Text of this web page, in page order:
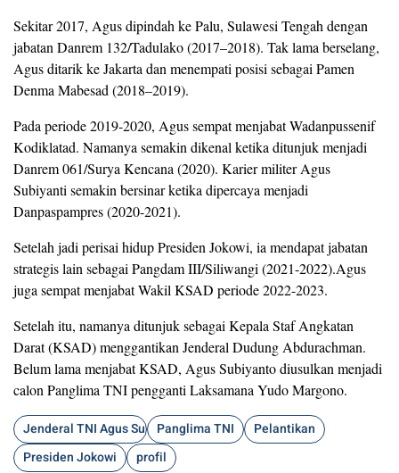
Sekitar 2017, Agus dipindah ke Palu, Sulawesi Tengah dengan
jabatan Danrem 132/Tadulako (2017–2018). Tak lama berselang,
Agus ditarik ke Jakarta dan menempati posisi sebagai Pamen
Denma Mabesad (2018–2019).
Pada periode 2019-2020, Agus sempat menjabat Wadanpussenif
Kodiklatad. Namanya semakin dikenal ketika ditunjuk menjadi
Danrem 061/Surya Kencana (2020). Karier militer Agus
Subiyanti semakin bersinar ketika dipercaya menjadi
Danpaspampres (2020-2021).
Setelah jadi perisai hidup Presiden Jokowi, ia mendapat jabatan
strategis lain sebagai Pangdam III/Siliwangi (2021-2022).Agus
juga sempat menjabat Wakil KSAD periode 2022-2023.
Setelah itu, namanya ditunjuk sebagai Kepala Staf Angkatan
Darat (KSAD) menggantikan Jenderal Dudung Abdurachman.
Belum lama menjabat KSAD, Agus Subiyanto diusulkan menjadi
calon Panglima TNI pengganti Laksamana Yudo Margono.
Jenderal TNI Agus SubiyantoPanglima TNI
Pelantikan
Presiden Jokowi
profil